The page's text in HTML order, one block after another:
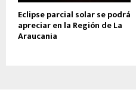
Eclipse parcial solar se podrá
apreciar en la Región de La
Araucania